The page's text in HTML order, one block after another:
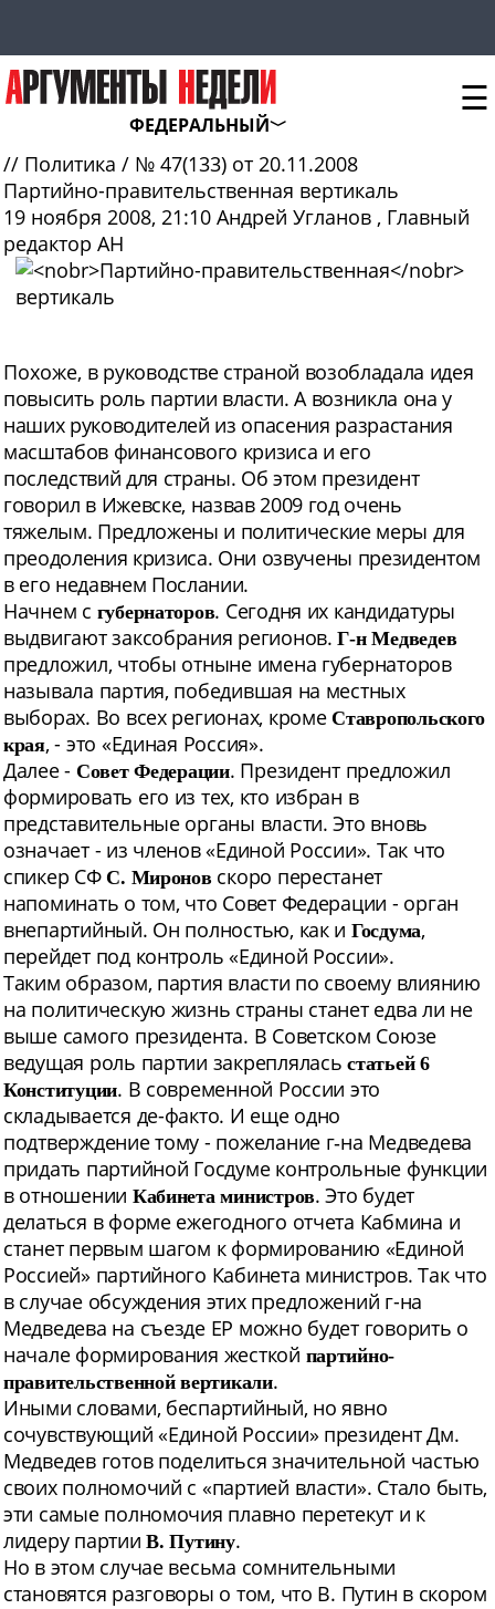
ФЕДЕРАЛЬНЫЙ
☰
// Политика / № 47(133) от 20.11.2008
Партийно-правительственная вертикаль
19 ноября 2008, 21:10 Андрей Угланов , Главный
редактор АН
Похоже, в руководстве страной возобладала идея
повысить роль партии власти. А возникла она у
наших руководителей из опасения разрастания
масштабов финансового кризиса и его
последствий для страны. Об этом президент
говорил в Ижевске, назвав 2009 год очень
тяжелым. Предложены и политические меры для
преодоления кризиса. Они озвучены президентом
в его недавнем Послании.
Начнем с губернаторов. Сегодня их кандидатуры
выдвигают заксобрания регионов.Г-н Медведев
предложил, чтобы отныне имена губернаторов
называла партия, победившая на местных
выборах. Во всех регионах, кромеСтавропольского
края, - это «Единая Россия».
Далее - Совет Федерации. Президент предложил
формировать его из тех, кто избран в
представительные органы власти. Это вновь
означает - из членов «Единой России». Так что
спикер СФС. Мироновскоро перестанет
напоминать о том, что Совет Федерации - орган
внепартийный. Он полностью, как и Госдума,
перейдет под контроль «Единой России».
Таким образом, партия власти по своему влиянию
на политическую жизнь страны станет едва ли не
выше самого президента. В Советском Союзе
ведущая роль партии закрепляласьстатьей 6
Конституции. В современной России это
складывается де-факто. И еще одно
подтверждение тому - пожелание г‑на Медведева
придать партийной Госдуме контрольные функции
в отношении Кабинета министров. Это будет
делаться в форме ежегодного отчета Кабмина и
станет первым шагом к формированию «Единой
Россией» партийного Кабинета министров. Так что
в случае обсуждения этих предложений г-на
Медведева на съезде ЕР можно будет говорить о
начале формирования жесткой партийно-
правительственной вертикали.
Иными словами, беспартийный, но явно
сочувствующий «Единой России» президент Дм.
Медведев готов поделиться значительной частью
своих полномочий с «партией власти». Стало быть,
эти самые полномочия плавно перетекут и к
лидеру партииВ. Путину.
Но в этом случае весьма сомнительными
становятся разговоры о том, что В. Путин в скором